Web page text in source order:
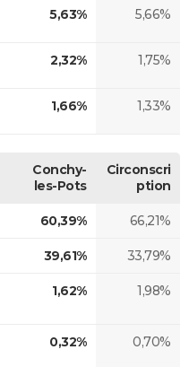
5,63% 5,66%
2,32% 1,75%
1,66% 1,33%
Conchy-
les-Pots
Circonscri
ption
60,39% 66,21%
39,61% 33,79%
1,62% 1,98%
0,32% 0,70%